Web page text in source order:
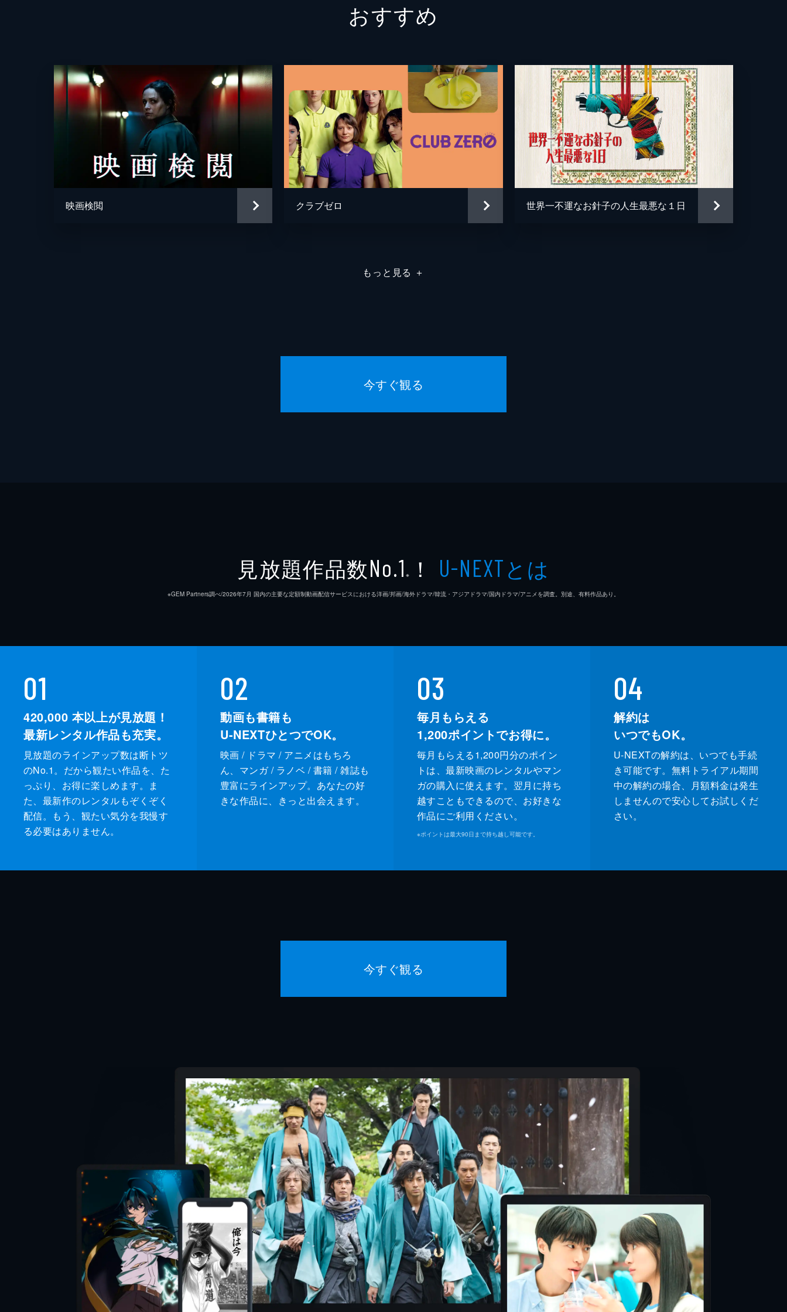
ライアン・スティーヴンス・ハリス
おすすめ
映画検閲 クラブゼロ 世界一不運なお針子の人生最悪な１日
もっと見る ＋
今すぐ観る
見放題作品数No.1 ※ ！ U-NEXTとは
※GEM Partners調べ/2026年7⽉ 国内の主要な定額制動画配信サービスにおける洋画/邦画/海外ドラマ/韓流・アジアドラマ/国内ドラマ/アニメを調査。別途、有料作品あり。
01
420,000 本以上が見放題！
最新レンタル作品も充実。
見放題のラインアップ数は断トツ
のNo.1。だから観たい作品を、た
っぷり、お得に楽しめます。ま
た、最新作のレンタルもぞくぞく
配信。もう、観たい気分を我慢す
る必要はありません。
02
動画も書籍も
U-NEXTひとつでOK。
映画 / ドラマ / アニメはもちろ
ん、マンガ / ラノベ / 書籍 / 雑誌も
豊富にラインアップ。あなたの好
きな作品に、きっと出会えます。
03
毎月もらえる
1,200ポイントでお得に。
毎月もらえる1,200円分のポイン
トは、最新映画のレンタルやマン
ガの購入に使えます。翌月に持ち
越すこともできるので、お好きな
作品にご利用ください。
※ポイントは最大90日まで持ち越し可能です。
04
解約は
いつでもOK。
U-NEXTの解約は、いつでも手続
き可能です。無料トライアル期間
中の解約の場合、月額料金は発生
しませんので安心してお試しくだ
さい。
今すぐ観る